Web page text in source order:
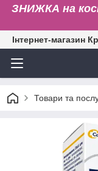
ЗНИЖКА на
Інтернет-магазин
Товари та